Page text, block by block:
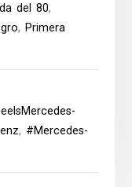
del 80,
, Primera
, #Mercedes-